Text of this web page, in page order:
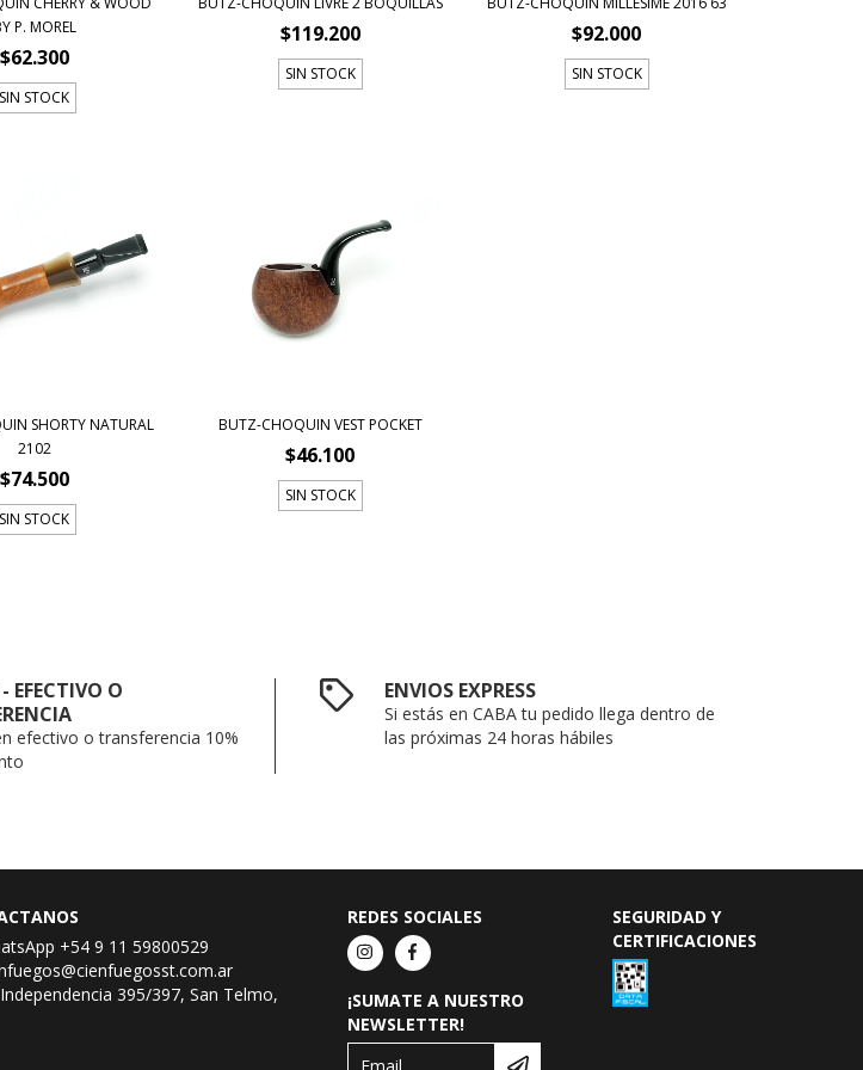
P. MOREL
$62.300
SIN STOCK
$119.200
SIN STOCK
$92.000
SIN STOCK
SHORTY NATURAL
2102
$74.500
SIN STOCK
BUTZ-CHOQUIN VEST POCKET
$46.100
SIN STOCK
EFECTIVO O
efectivo o transferencia 10%
ENVIOS EXPRESS
Si estás en CABA tu pedido llega dentro de
las próximas 24 horas hábiles
+54 9 11 59800529
395/397, San Telmo,
REDES SOCIALES
¡SUMATE A NUESTRO
NEWSLETTER!
SEGURIDAD Y
CERTIFICACIONES